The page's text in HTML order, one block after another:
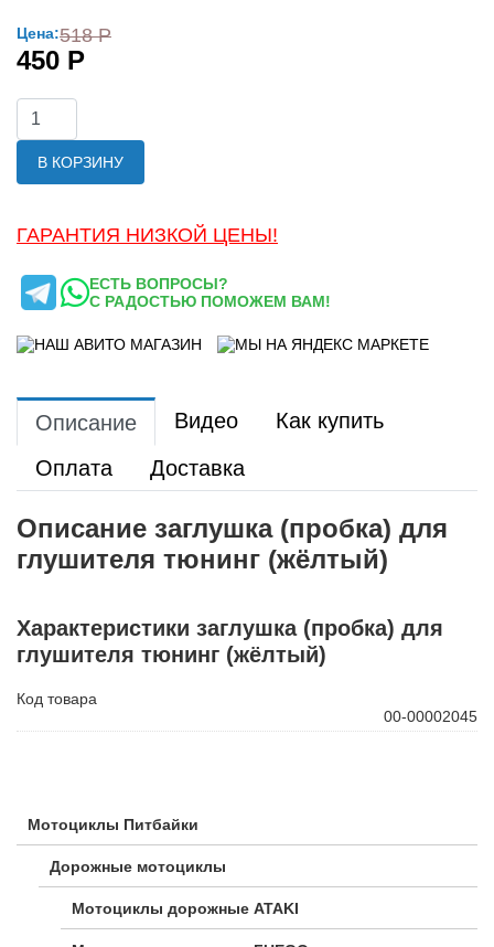
Мотоциклы Питбайки
Дорожные мотоциклы
Мотоциклы дорожные ATAKI
Цена:518 Р
450 Р
В КОРЗИНУ
ГАРАНТИЯ НИЗКОЙ ЦЕНЫ!
ЕСТЬ ВОПРОСЫ?
С РАДОСТЬЮ ПОМОЖЕМ ВАМ!
Описание Видео
Как купить
Оплата
Доставка
Описание заглушка (пробка) для
глушителя тюнинг (жёлтый)
Характеристики заглушка (пробка) для
глушителя тюнинг (жёлтый)
Код товара
00-00002045